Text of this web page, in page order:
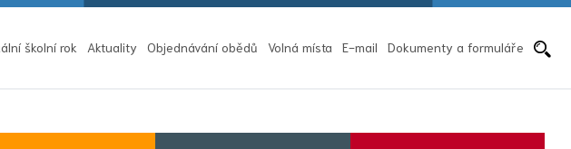
školní rok Aktuality Objednávání obědů Volná místa E-mail Dokumenty a formuláře